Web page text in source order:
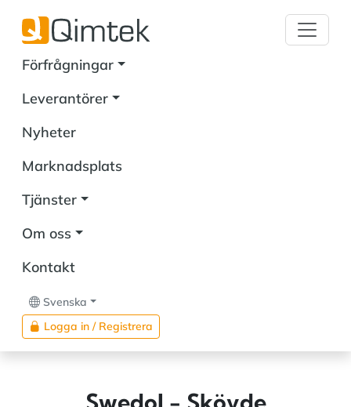
Förfrågningar
Leverantörer
Nyheter
Marknadsplats
Tjänster
Om oss
Kontakt
Svenska
Logga in / Registrera